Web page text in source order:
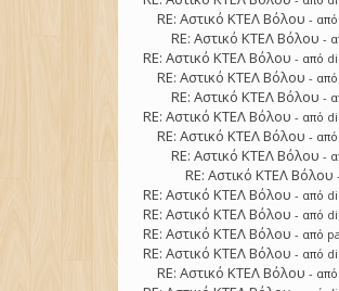
RE: Αστικό ΚΤΕΛ Βόλου -
RE: Αστικό ΚΤΕΛ Βόλου -
RE: Αστικό ΚΤΕΛ Βόλου - από
RE: Αστικό ΚΤΕΛ Βόλου -
RE: Αστικό ΚΤΕΛ Βόλου -
RE: Αστικό ΚΤΕΛ Βόλου - από
RE: Αστικό ΚΤΕΛ Βόλου - από
RE: Αστικό ΚΤΕΛ Βόλου -
RE: Αστικό ΚΤΕΛ Βόλου
RE: Αστικό ΚΤΕΛ Βόλου - από
RE: Αστικό ΚΤΕΛ Βόλου - από
RE: Αστικό ΚΤΕΛ Βόλου - από
RE: Αστικό ΚΤΕΛ Βόλου - από
RE: Αστικό ΚΤΕΛ Βόλου - από